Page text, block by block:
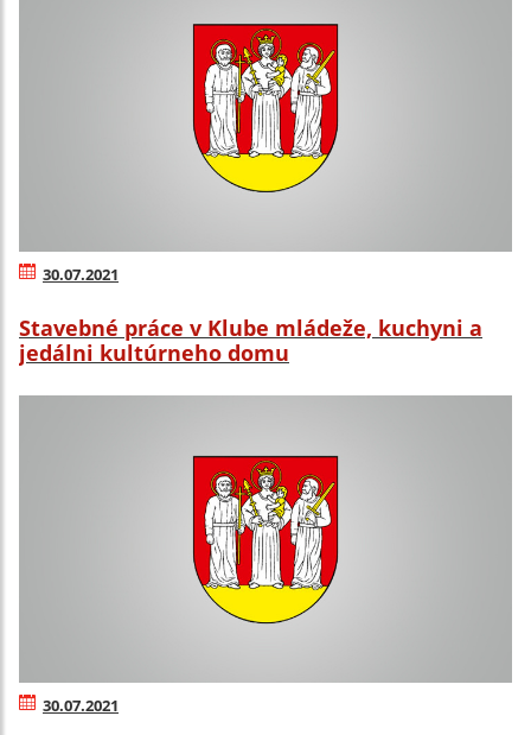
30.07.2021
Stavebné práce v Klube mládeže, kuchyni a
jedálni kultúrneho domu
30.07.2021